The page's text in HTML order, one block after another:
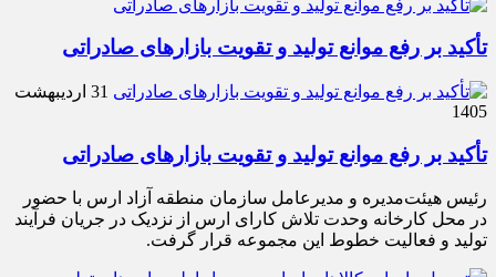
تأکید بر رفع موانع تولید و تقویت بازارهای صادراتی
31 اردیبهشت
1405
تأکید بر رفع موانع تولید و تقویت بازارهای صادراتی
رئیس هیئت‌مدیره و مدیرعامل سازمان منطقه آزاد ارس با حضور
در محل کارخانه وحدت تلاش کارای ارس از نزدیک در جریان فرآیند
تولید و فعالیت خطوط این مجموعه قرار گرفت.